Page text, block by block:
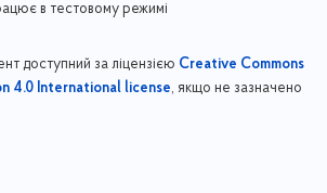
в тестовому режимі
доступний за ліцензією Creative Commons
4.0 International license, якщо не зазначено